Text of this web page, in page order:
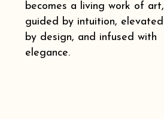
becomes a living work of art,
guided by intuition, elevated
by design, and infused with
elegance.